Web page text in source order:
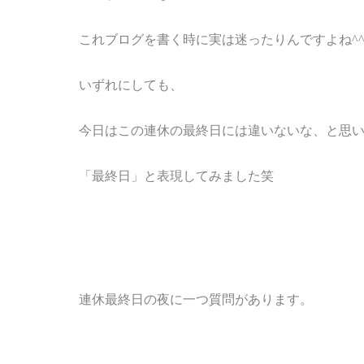
これブログを書く時に実は迷ったりんですよね
いずれにしても、
今日はこの連休の最終日には違いないな、と思
「最終日」と表現してみました笑
連休最終日の夜に一つ質問があります。